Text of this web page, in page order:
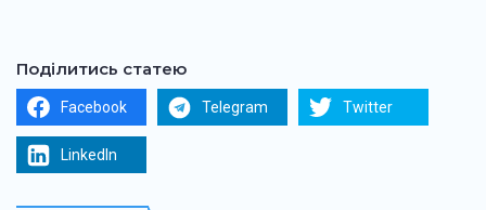
Поділитись статею
Facebook Telegram Twitter
LinkedIn